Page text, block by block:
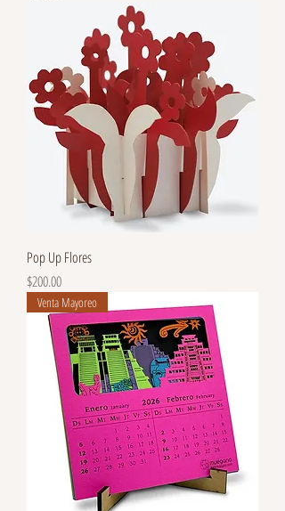
Pop Up Flores
Precio
$200.00
Venta Mayoreo